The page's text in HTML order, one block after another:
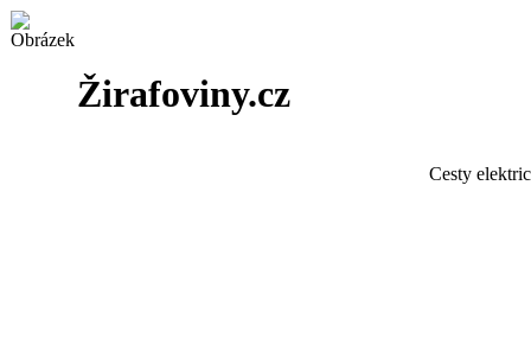
Žirafoviny.cz
Cesty